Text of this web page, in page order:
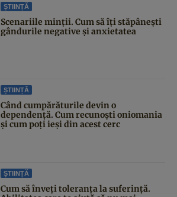
ȘTIINȚĂ
Scenariile minții. Cum să îți stăpânești
gândurile negative și anxietatea
ȘTIINȚĂ
Când cumpărăturile devin o
dependență. Cum recunoști oniomania
și cum poți ieși din acest cerc
ȘTIINȚĂ
Cum să înveți toleranța la suferință.